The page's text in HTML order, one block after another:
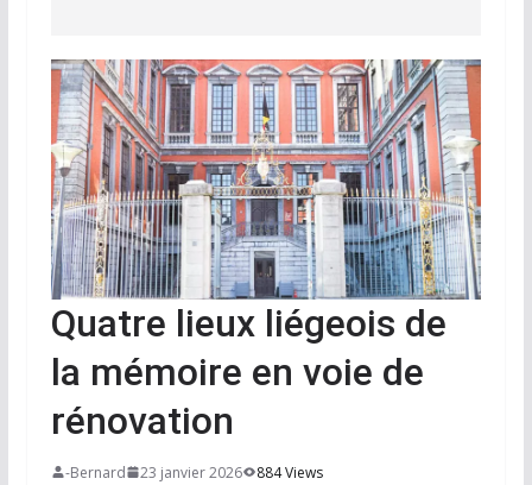
Quatre lieux liégeois de
la mémoire en voie de
rénovation
-Bernard 23 janvier 2026
884 Views